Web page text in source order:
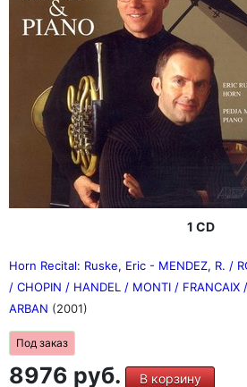
1 CD
Horn Recital: Ruske, Eric - MENDEZ, R. /
/ CHOPIN / HANDEL / MONTI / FRANCAIX
ARBAN (2001)
Под заказ
8976 руб. В корзину